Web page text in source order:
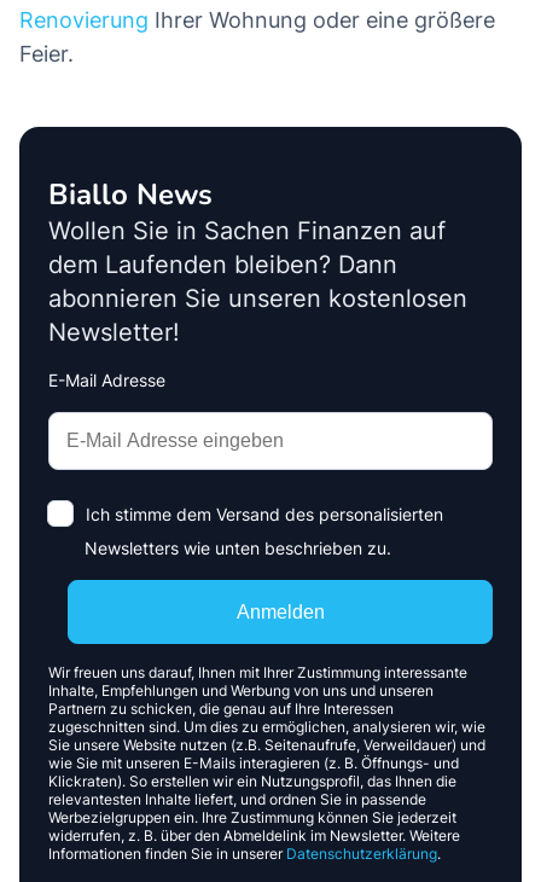
Renovierung Ihrer Wohnung oder eine größere
Feier.
Biallo News
Wollen Sie in Sachen Finanzen auf
dem Laufenden bleiben? Dann
abonnieren Sie unseren kostenlosen
Newsletter!
E-Mail Adresse
Interests
Amount
Anmelden
Ich stimme dem Versand des personalisierten
Newsletters wie unten beschrieben zu.
Wir freuen uns darauf, Ihnen mit Ihrer Zustimmung interessante
Inhalte, Empfehlungen und Werbung von uns und unseren
Partnern zu schicken, die genau auf Ihre Interessen
zugeschnitten sind. Um dies zu ermöglichen, analysieren wir, wie
Sie unsere Website nutzen (z.B. Seitenaufrufe, Verweildauer) und
wie Sie mit unseren E-Mails interagieren (z. B. Öffnungs- und
Klickraten). So erstellen wir ein Nutzungsprofil, das Ihnen die
relevantesten Inhalte liefert, und ordnen Sie in passende
Werbezielgruppen ein. Ihre Zustimmung können Sie jederzeit
widerrufen, z. B. über den Abmeldelink im Newsletter. Weitere
Informationen finden Sie in unserer Datenschutzerklärung.